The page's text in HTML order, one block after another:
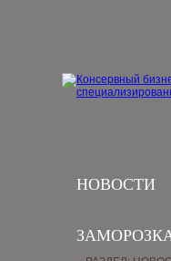
НОВОСТИ